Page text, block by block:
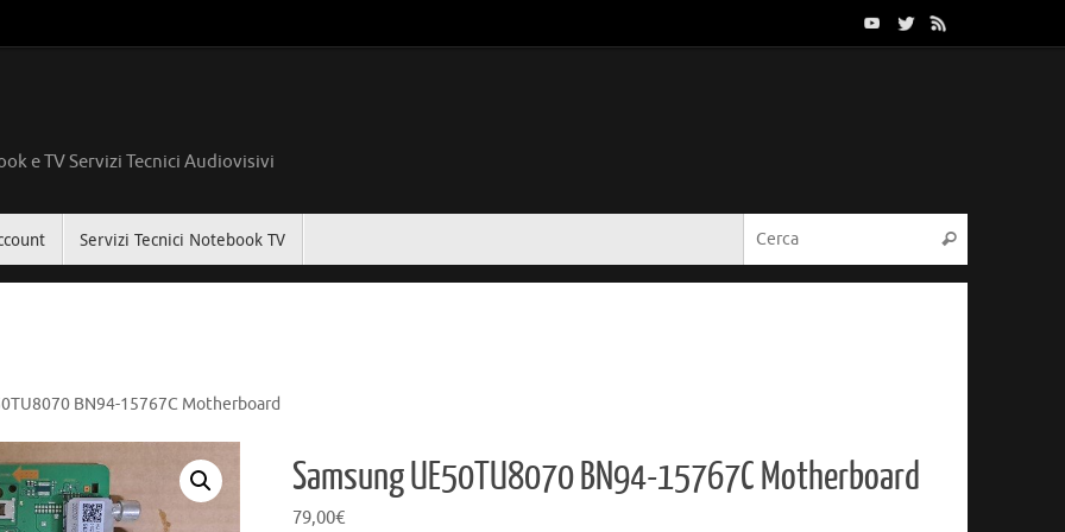
e TV Servizi Tecnici Audiovisivi
Servizi Tecnici Notebook TV Cerca
BN94-15767C Motherboard
Samsung UE50TU8070 BN94-15767C Motherboard
79,00€